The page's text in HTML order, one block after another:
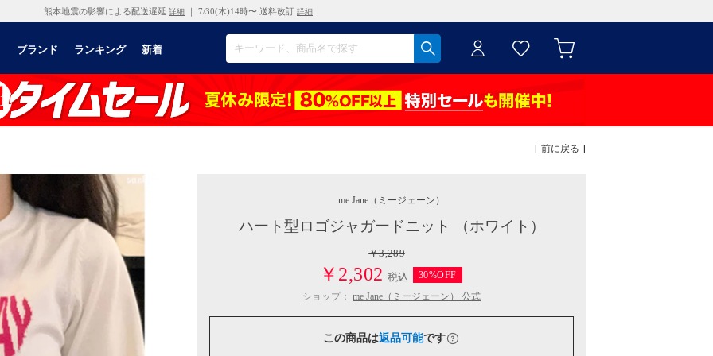
熊本地震の影響による配送遅延 詳細 ｜ 7/30(木)14時〜 送料改訂 詳細
ブランド ランキング 新着
[ 前に戻る ]
me Jane （ミージェーン）
ハート型ロゴジャガードニット （ホワイト）
￥3,289
￥2,302 税込
30%OFF
ショップ： me Jane（ミージェーン） 公式
この商品は返品可能です